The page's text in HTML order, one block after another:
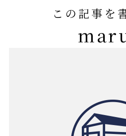
この記事を